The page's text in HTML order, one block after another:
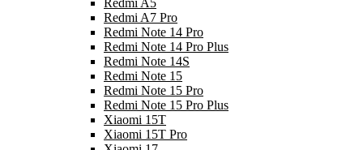
Redmi A5
Redmi A7 Pro
Redmi Note 14 Pro
Redmi Note 14 Pro Plus
Redmi Note 14S
Redmi Note 15
Redmi Note 15 Pro
Redmi Note 15 Pro Plus
Xiaomi 15T
Xiaomi 15T Pro